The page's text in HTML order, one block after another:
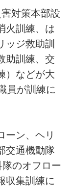
対策本部設
火訓練、は
ッジ救助訓
助訓練、交
）などが大
員が訓練に
ーン、ヘリ
交通機動隊
のオフロー
収集訓練に